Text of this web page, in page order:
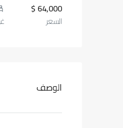
64,000 $
السعر
الوصف